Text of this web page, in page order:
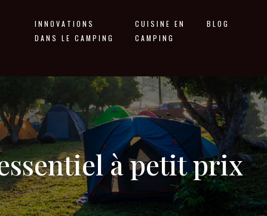
INNOVATIONS
DANS LE CAMPING
CUISINE EN
CAMPING
BLOG
à petit prix